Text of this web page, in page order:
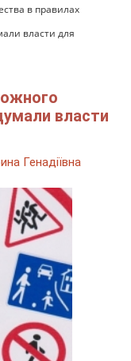
в правилах
власти для
власти
Генадіївна